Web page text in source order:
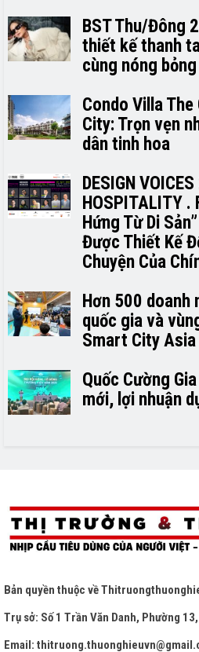
BST Thu/Đông
thiết kế thanh
cùng nóng bỏng
Condo Villa The
City: Trọn vẹn
dân tinh hoa
DESIGN VOICES
HOSPITALITY .
Hứng Từ Di
Được Thiết Kế
Chuyện Của
Hơn 500
quốc gia và
Smart City
Quốc Cường
mới, lợi nhuận
Bản quyền thuộc về
Trụ sở: Số 1 Trần Văn Danh, Phường
Email: